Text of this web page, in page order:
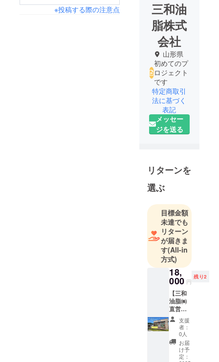
※投稿する際の注意点
三和油
脂株式
会社
山形県
初めてのプ
ロジェクト
です
特定商取引
法に基づく
表記
メッセー
ジを送る
リターンを
選ぶ
目標金額
未達でも
リターン
が届きま
す(All-in
方式)
18,
000 円
残り2
【三和
油脂㈱
直営店
舗さん
まるに
横断幕
を1週間
掲示+団
体・企
支援
者：
0人
お届
け予
定：